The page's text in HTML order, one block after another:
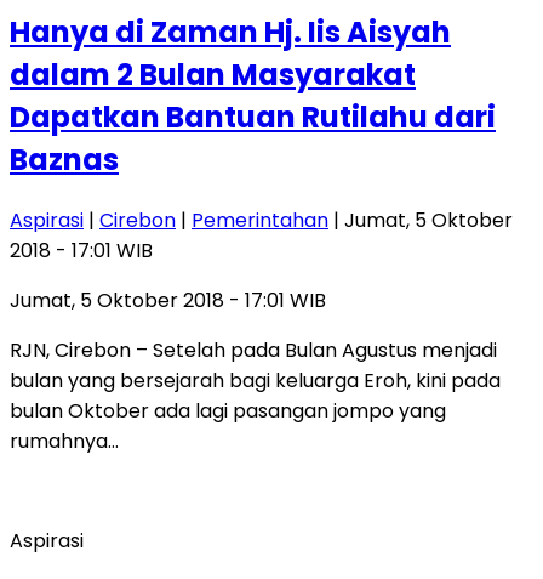
Hanya di Zaman Hj. Iis Aisyah
dalam 2 Bulan Masyarakat
Dapatkan Bantuan Rutilahu dari
Baznas
Aspirasi | Cirebon | Pemerintahan | Jumat, 5 Oktober
2018 - 17:01 WIB
Jumat, 5 Oktober 2018 - 17:01 WIB
RJN, Cirebon – Setelah pada Bulan Agustus menjadi
bulan yang bersejarah bagi keluarga Eroh, kini pada
bulan Oktober ada lagi pasangan jompo yang
rumahnya…
Aspirasi